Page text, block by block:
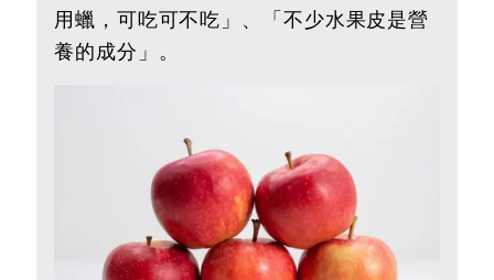
用蠟，可吃可不吃」、「不少水果皮是營
養的成分」。